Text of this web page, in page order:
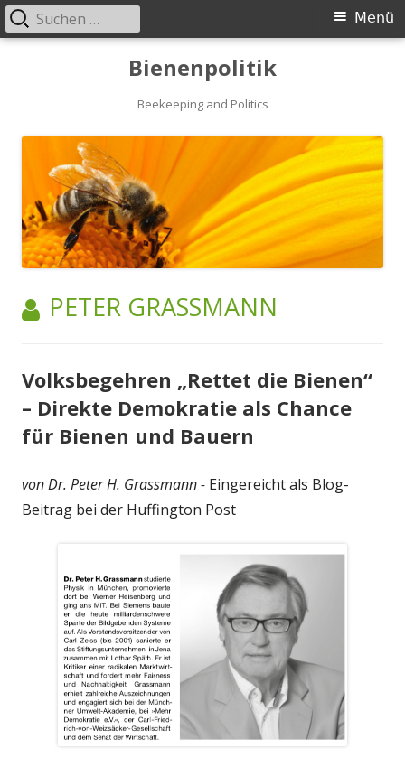
Bienenpolitik
Beekeeping and Politics
Primäres
Menü
Suchen
nach:
AUTOR:
PETER GRASSMANN
Volksbegehren „Rettet die Bienen“
– Direkte Demokratie als Chance
für Bienen und Bauern
von Dr. Peter H. Grassmann - Eingereicht als Blog-
Beitrag bei der Huffington Post